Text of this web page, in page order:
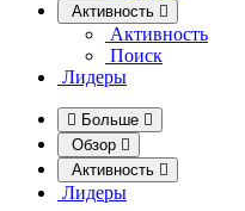
Активность
Активность
Поиск
Лидеры
Больше
Обзор
Активность
Лидеры